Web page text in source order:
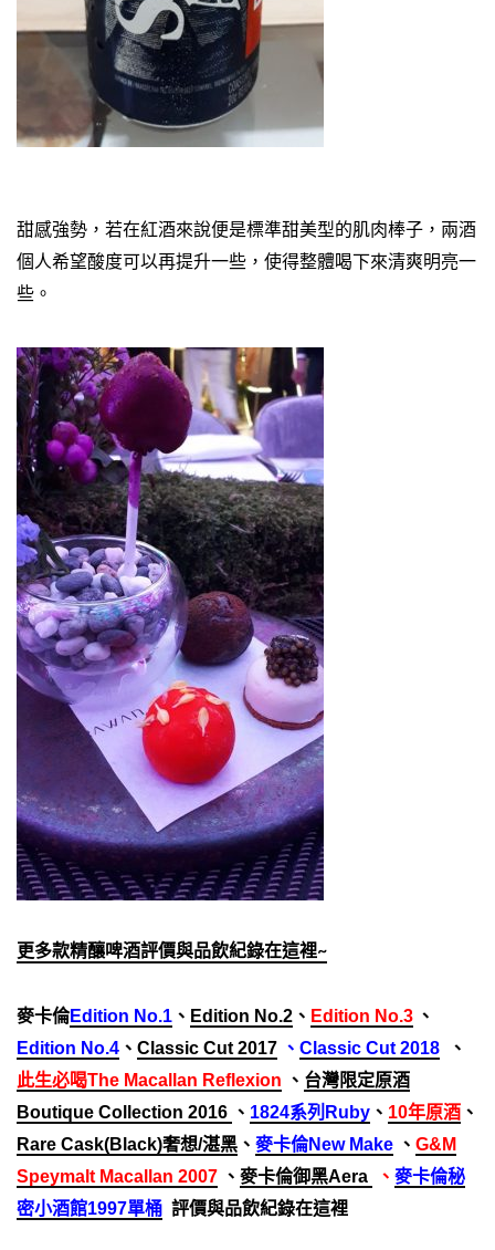
甜感強勢，若在紅酒來說便是標準甜美型的肌肉棒子，兩酒
個人希望酸度可以再提升一些，使得整體喝下來清爽明亮一
些。
更多款精釀啤酒評價與品飲紀錄在這裡~
麥卡倫Edition No.1 、 Edition No.2 、 Edition No.3 、
Edition No.4 、 Classic Cut 2017 、 Classic Cut 2018
、
此生必喝The Macallan Reflexion 、 台灣限定原酒
Boutique Collection 2016 、 1824系列Ruby 、 10年原酒 、
Rare Cask(Black)奢想/湛黑 、 麥卡倫New Make 、 G&M
Speymalt Macallan 2007 、 麥卡倫御黑Aera 、 麥卡倫秘
密小酒館1997單桶 評價與品飲紀錄在這裡